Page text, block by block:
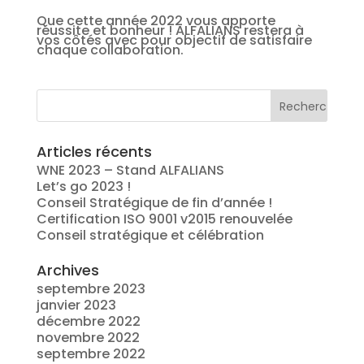
Que cette année 2022 vous apporte
réussite et bonheur ! ALFALIANS restera à
vos côtés avec pour objectif de satisfaire
chaque collaboration.
Articles récents
WNE 2023 – Stand ALFALIANS
Let’s go 2023 !
Conseil Stratégique de fin d’année !
Certification ISO 9001 v2015 renouvelée
Conseil stratégique et célébration
Archives
septembre 2023
janvier 2023
décembre 2022
novembre 2022
septembre 2022